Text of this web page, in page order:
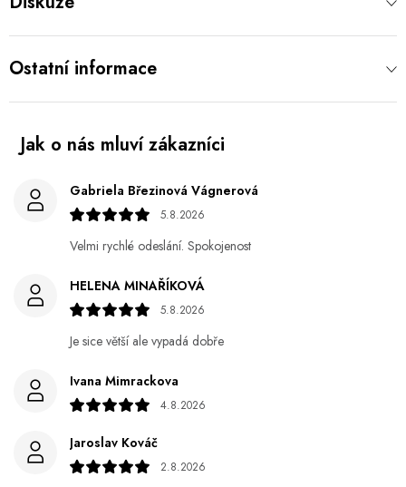
Ostatní informace
Gabriela Březinová Vágnerová
5.8.2026
Velmi rychlé odeslání. Spokojenost
HELENA MINAŘÍKOVÁ
5.8.2026
Je sice větší ale vypadá dobře
Ivana Mimrackova
4.8.2026
Jaroslav Kováč
2.8.2026